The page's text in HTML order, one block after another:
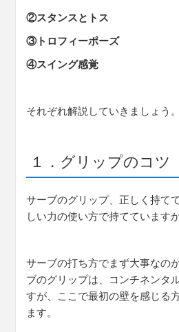
②スタンスとトス
③トロフィーポーズ
④スイング感覚
それぞれ解説していきましょう。
１．グリップのコツ
サーブのグリップ、正しく持て
しい力の使い方で持てています
サーブの打ち方でまず大事なの
ブのグリップは、コンチネンタ
すが、ここで最初の壁を感じる
ます。